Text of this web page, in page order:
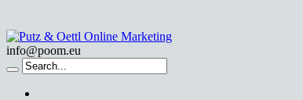
info@poom.eu